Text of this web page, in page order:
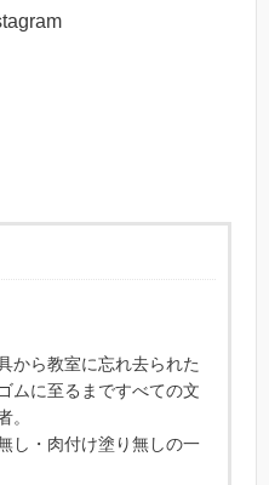
から教室に忘れ去られた
ムに至るまですべての文
。
し・肉付け塗り無しの一